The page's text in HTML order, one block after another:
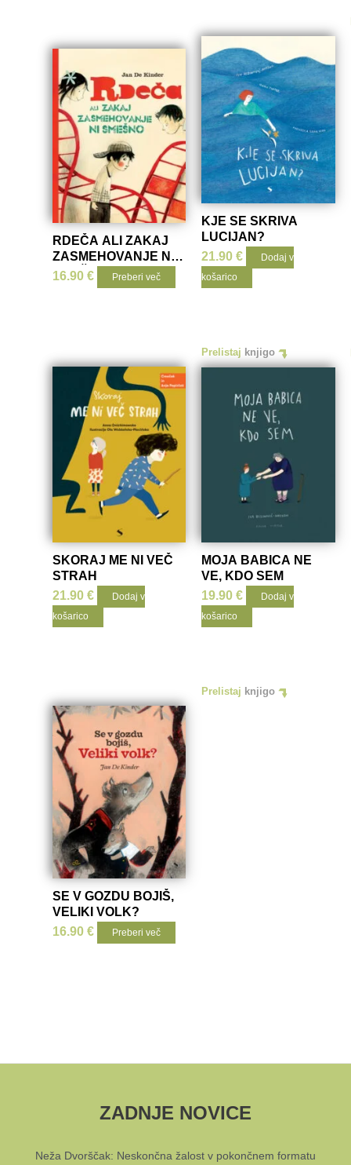
RDEČA ALI ZAKAJ
ZASMEHOVANJE NI
SMEŠNO
16.90€ Preberi več
KJE SE SKRIVA
LUCIJAN?
21.90 €
Dodaj v
košarico
Prelistaj knjigo
SKORAJ ME NI VEČ
STRAH
21.90€
Dodaj v
košarico
MOJA BABICA NE
VE, KDO SEM
19.90 €
Dodaj v
košarico
Prelistaj knjigo
SE V GOZDU BOJIŠ,
VELIKI VOLK?
16.90€ Preberi več
ZADNJE NOVICE
Neža Dvorščak: Neskončna žalost v pokončnem formatu